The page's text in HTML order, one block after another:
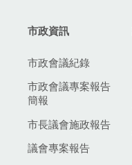
市政資訊
市政會議紀錄
市政會議專案報告
簡報
市長議會施政報告
議會專案報告